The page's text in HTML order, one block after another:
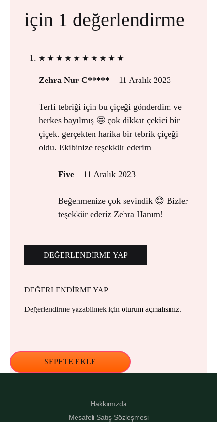
için 1 değerlendirme
Zehra Nur C*****– 11 Aralık 2023
Terfi tebriği için bu çiçeği gönderdim ve
herkes bayılmış 🤩 çok dikkat çekici bir
çiçek. gerçekten harika bir tebrik çiçeği
oldu. Ekibinize teşekkür ederim
Five– 11 Aralık 2023
Beğenmenize çok sevindik 😊 Bizler
teşekkür ederiz Zehra Hanım!
DEĞERLENDIRME YAP
DEĞERLENDIRME YAP
Değerlendirme yazabilmek için oturum açmalısınız.
SEPETE EKLE
Hakkımızda
Mesafeli Satış Sözleşmesi